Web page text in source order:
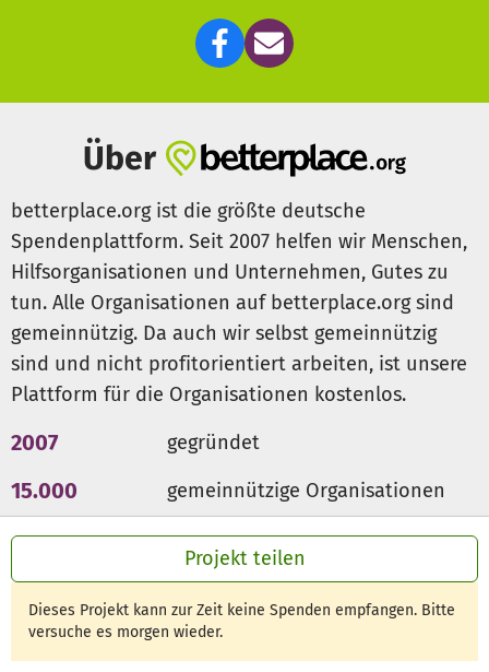
Projekt teilen
Dieses Projekt kann zur Zeit keine Spenden empfangen. Bitte
versuche es morgen wieder.
Über
betterplace.org ist die größte deutsche
Spendenplattform. Seit 2007 helfen wir Menschen,
Hilfsorganisationen und Unternehmen, Gutes zu
tun. Alle Organisationen auf betterplace.org sind
gemeinnützig. Da auch wir selbst gemeinnützig
sind und nicht profitorientiert arbeiten, ist unsere
Plattform für die Organisationen kostenlos.
2007 gegründet
15.000 gemeinnützige Organisationen
300 Mio € für den guten Zweck